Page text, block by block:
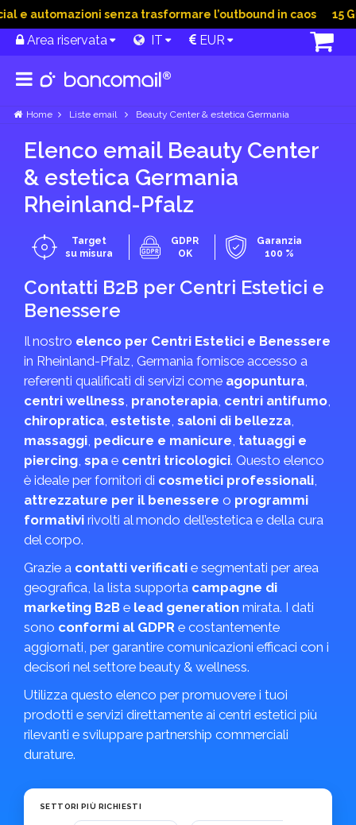
automazioni senza trasformare l’outbound in caos 15 Giu
Area riservata IT EUR
Home Liste email Beauty Center & estetica Germania
Elenco email Beauty Center
& estetica Germania
Rheinland-Pfalz
Target
su misura
GDPR
OK
Garanzia
100 %
Contatti B2B per Centri Estetici e
Benessere
Il nostro elenco per Centri Estetici e Benessere
in Rheinland-Pfalz, Germania fornisce accesso a
referenti qualificati di servizi come agopuntura,
centri wellness, pranoterapia, centri antifumo,
chiropratica, estetiste, saloni di bellezza,
massaggi, pedicure e manicure, tatuaggi e
piercing, spa e centri tricologici. Questo elenco
è ideale per fornitori di cosmetici professionali,
attrezzature per il benessere o programmi
formativi rivolti al mondo dell’estetica e della cura
del corpo.
Grazie a contatti verificati e segmentati per area
geografica, la lista supporta campagne di
marketing B2B e lead generation mirata. I dati
sono conformi al GDPR e costantemente
aggiornati, per garantire comunicazioni efficaci con i
decisori nel settore beauty & wellness.
Utilizza questo elenco per promuovere i tuoi
prodotti e servizi direttamente ai centri estetici più
rilevanti e sviluppare partnership commerciali
durature.
SETTORI PIÙ RICHIESTI